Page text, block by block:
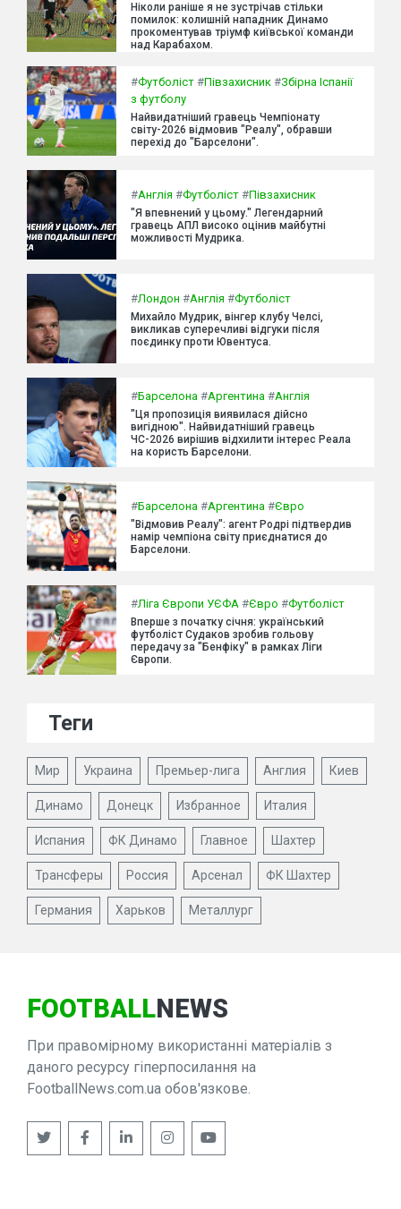
Ніколи раніше я не зустрічав стільки
помилок: колишній нападник Динамо
прокоментував тріумф київської команди
над Карабахом.
#Футболіст #Півзахисник #Збірна Іспанії
з футболу
Найвидатніший гравець Чемпіонату
світу-2026 відмовив "Реалу", обравши
перехід до "Барселони".
#Англія #Футболіст #Півзахисник
"Я впевнений у цьому." Легендарний
гравець АПЛ високо оцінив майбутні
можливості Мудрика.
#Лондон #Англія #Футболіст
Михайло Мудрик, вінгер клубу Челсі,
викликав суперечливі відгуки після
поєдинку проти Ювентуса.
#Барселона #Аргентина #Англія
"Ця пропозиція виявилася дійсно
вигідною". Найвидатніший гравець
ЧС-2026 вирішив відхилити інтерес Реала
на користь Барселони.
#Барселона #Аргентина #Євро
"Відмовив Реалу": агент Родрі підтвердив
намір чемпіона світу приєднатися до
Барселони.
#Ліга Європи УЄФА #Євро #Футболіст
Вперше з початку січня: український
футболіст Судаков зробив гольову
передачу за "Бенфіку" в рамках Ліги
Європи.
Теги
Мир Украина Премьер-лига Англия Киев
Динамо Донецк Избранное Италия
Испания ФК Динамо Главное Шахтер
Трансферы Россия Арсенал ФК Шахтер
Германия Харьков Металлург
FOOTBALLNEWS
При правомірному використанні матеріалів з
даного ресурсу гіперпосилання на
FootballNews.com.ua обов'язкове.